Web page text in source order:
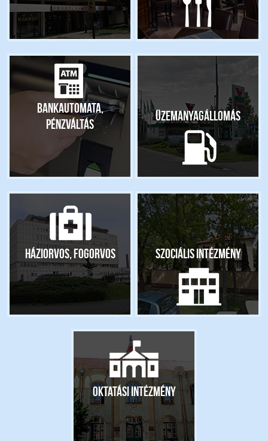
Bankautomata,
pénzváltás
Üzemanyagállomás
Háziorvos, fogorvos Szociális intézmény
Oktatási intézmény